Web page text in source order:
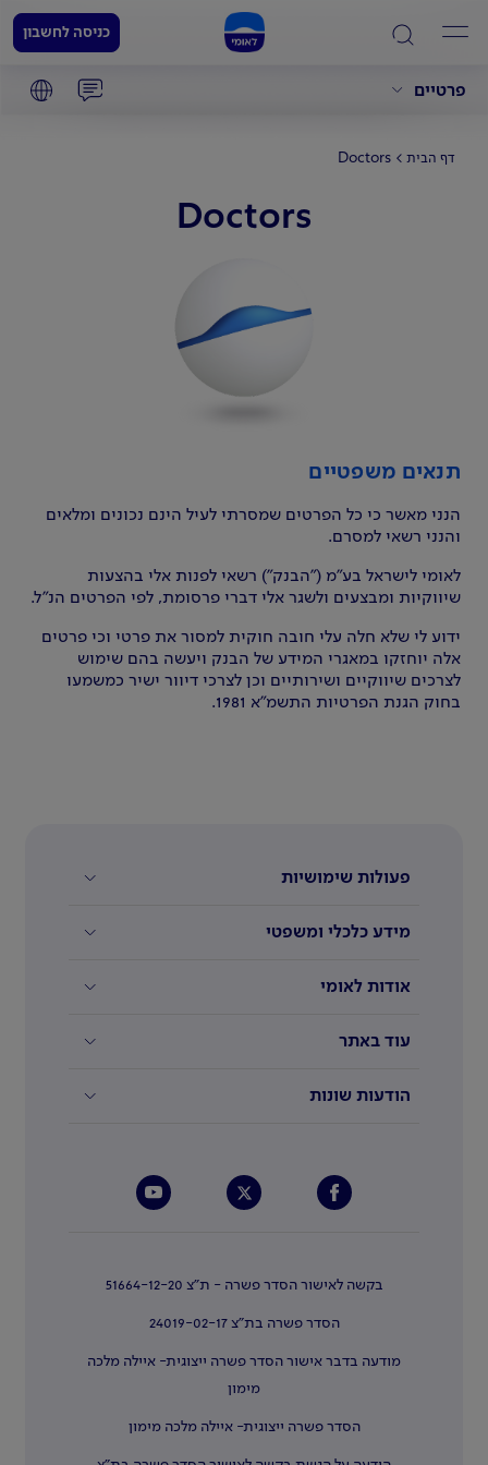
פרטיים
כניסה לחשבון
דף הבית Doctors
Doctors
תנאים משפטיים
הנני מאשר כי כל הפרטים שמסרתי לעיל הינם נכונים ומלאים
והנני רשאי למסרם.
לאומי לישראל בע"מ ("הבנק") רשאי לפנות אלי בהצעות
שיווקיות ומבצעים ולשגר אלי דברי פרסומת, לפי הפרטים הנ"ל.
ידוע לי שלא חלה עלי חובה חוקית למסור את פרטי וכי פרטים
אלה יוחזקו במאגרי המידע של הבנק ויעשה בהם שימוש
לצרכים שיווקיים ושירותיים וכן לצרכי דיוור ישיר כמשמעו
בחוק הגנת הפרטיות התשמ"א 1981.
פעולות שימושיות
מידע כלכלי ומשפטי
אודות לאומי
עוד באתר
הודעות שונות
בקשה לאישור הסדר פשרה - ת"צ 51664-12-20
הסדר פשרה בת"צ 24019-02-17
מודעה בדבר אישור הסדר פשרה ייצוגית- איילה מלכה
מימון
הסדר פשרה ייצוגית- איילה מלכה מימון